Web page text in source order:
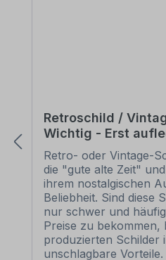
Retroschild /
Wichtig - Erst
Arschloch sagen
Retro- oder Vintage-
die "gute alte Zeit"
ihrem nostalgischen
Beliebheit. Sind diese
nur schwer und
Preise zu bekommen,
produzierten Schilder
unschlagbare